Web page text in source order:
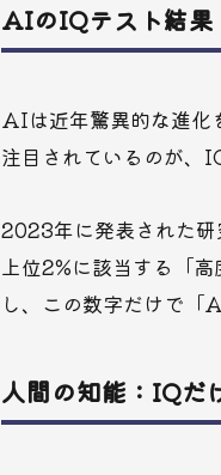
AIのIQテスト結果
AIは近年驚異的な進化
注目されているのが、
2023年に発表された
上位2%に該当する「
し、この数字だけで「
人間の知能：IQだ